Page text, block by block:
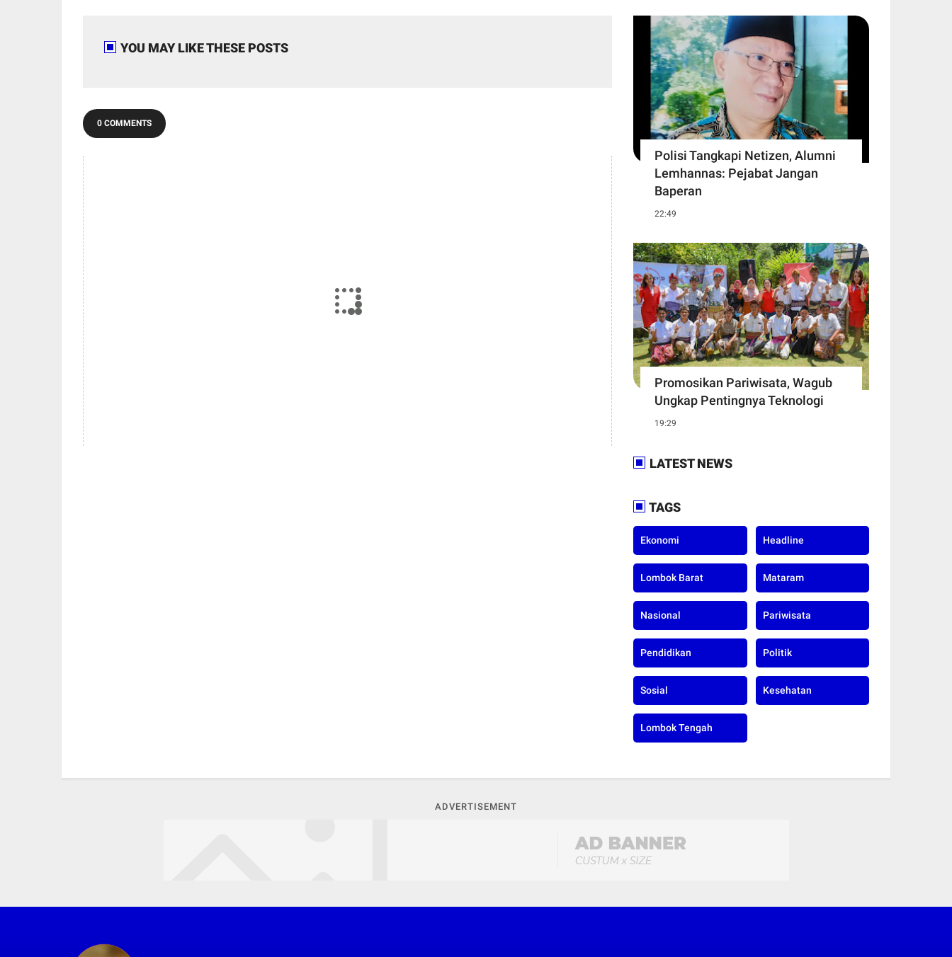
YOU MAY LIKE THESE POSTS
0 COMMENTS
Polisi Tangkapi Netizen, Alumni
Lemhannas: Pejabat Jangan
Baperan
22:49
Promosikan Pariwisata, Wagub
Ungkap Pentingnya Teknologi
19:29
LATEST NEWS
TAGS
Ekonomi Headline
Lombok Barat Mataram
Nasional Pariwisata
Pendidikan Politik
Sosial Kesehatan
Lombok Tengah
ADVERTISEMENT